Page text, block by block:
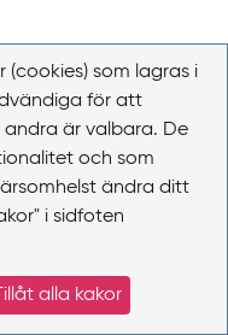
som lagras i
för att
är valbara. De
och som
ändra ditt
i sidfoten
Tillåt alla kakor